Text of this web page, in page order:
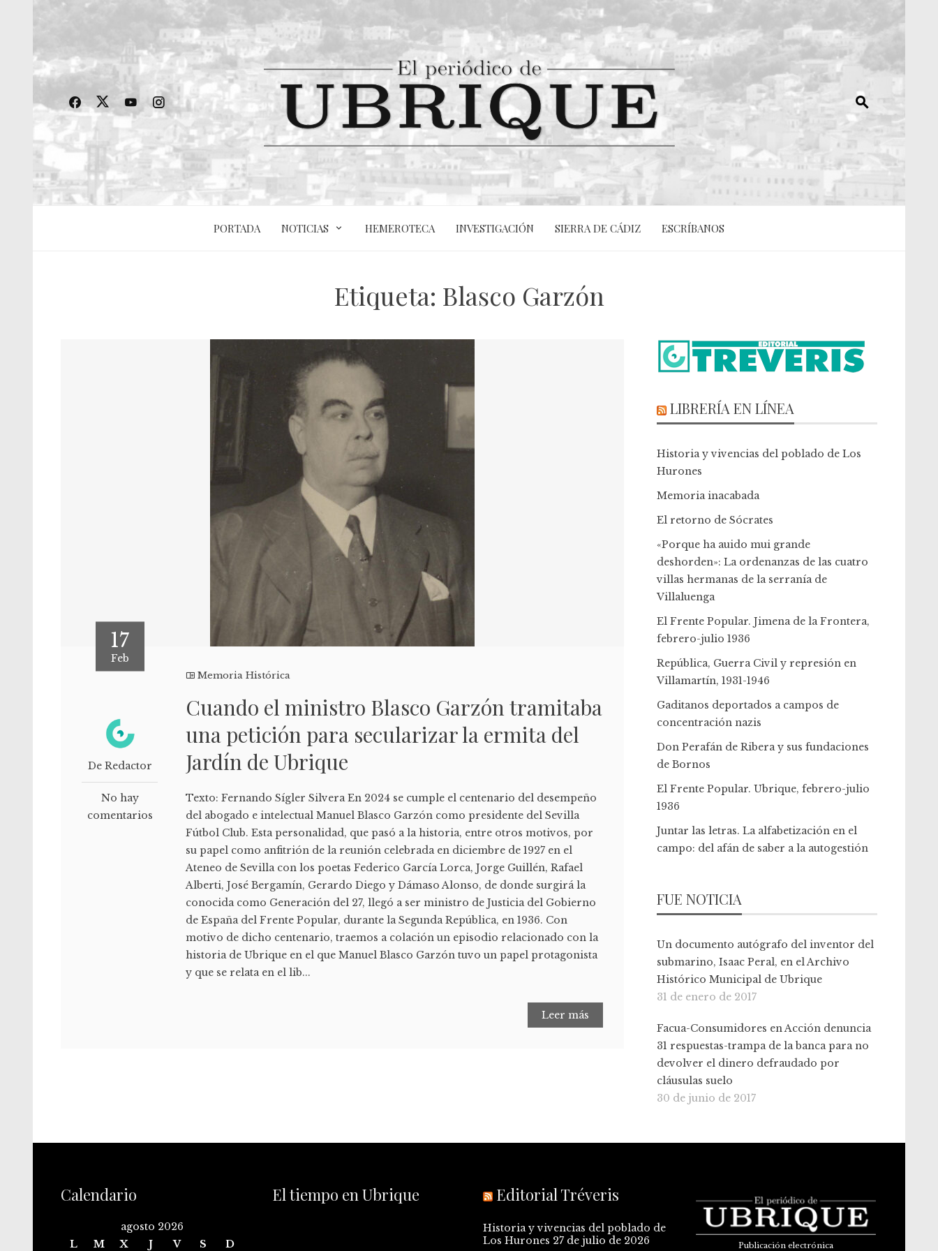
PORTADA NOTICIAS HEMEROTECA INVESTIGACIÓN SIERRA DE CÁDIZ ESCRÍBANOS
Etiqueta: Blasco Garzón
17
Feb
De Redactor
No hay
comentarios
Memoria Histórica
Cuando el ministro Blasco Garzón tramitaba
una petición para secularizar la ermita del
Jardín de Ubrique
Texto: Fernando Sígler Silvera En 2024 se cumple el centenario del desempeño
del abogado e intelectual Manuel Blasco Garzón como presidente del Sevilla
Fútbol Club. Esta personalidad, que pasó a la historia, entre otros motivos, por
su papel como anfitrión de la reunión celebrada en diciembre de 1927 en el
Ateneo de Sevilla con los poetas Federico García Lorca, Jorge Guillén, Rafael
Alberti, José Bergamín, Gerardo Diego y Dámaso Alonso, de donde surgirá la
conocida como Generación del 27, llegó a ser ministro de Justicia del Gobierno
de España del Frente Popular, durante la Segunda República, en 1936. Con
motivo de dicho centenario, traemos a colación un episodio relacionado con la
historia de Ubrique en el que Manuel Blasco Garzón tuvo un papel protagonista
y que se relata en el lib...
Leer más
LIBRERÍA EN LÍNEA
Historia y vivencias del poblado de Los
Hurones
Memoria inacabada
El retorno de Sócrates
«Porque ha auido mui grande
deshorden»: La ordenanzas de las cuatro
villas hermanas de la serranía de
Villaluenga
El Frente Popular. Jimena de la Frontera,
febrero-julio 1936
República, Guerra Civil y represión en
Villamartín, 1931-1946
Gaditanos deportados a campos de
concentración nazis
Don Perafán de Ribera y sus fundaciones
de Bornos
El Frente Popular. Ubrique, febrero-julio
1936
Juntar las letras. La alfabetización en el
campo: del afán de saber a la autogestión
FUE NOTICIA
Un documento autógrafo del inventor del
submarino, Isaac Peral, en el Archivo
Histórico Municipal de Ubrique
31 de enero de 2017
Facua-Consumidores en Acción denuncia
31 respuestas-trampa de la banca para no
devolver el dinero defraudado por
cláusulas suelo
30 de junio de 2017
Calendario
agosto 2026
L
M X J V S D
El tiempo en Ubrique Editorial Tréveris
Historia y vivencias del poblado de
Los Hurones 27 de julio de 2026 Publicación electrónica